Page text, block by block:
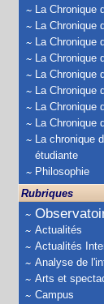
La Chronique
La Chronique
La Chronique
La Chronique
La Chronique
La Chronique
La Chronique
La Chronique
La chronique
étudiante
Philosophie
Rubriques
Actualités
Actualités
Analyse de
Arts et
Campus